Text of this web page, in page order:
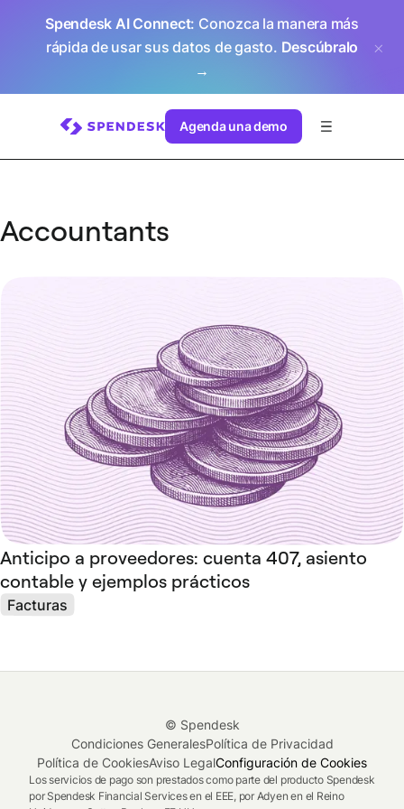
Spendesk AI Connect: Conozca la manera más
rápida de usar sus datos de gasto. Descúbralo
→
Agenda una demo
Accountants
Anticipo a proveedores: cuenta 407, asiento
contable y ejemplos prácticos
Facturas
© Spendesk
Condiciones GeneralesPolítica de Privacidad
Política de CookiesAviso LegalConfiguración de Cookies
Los servicios de pago son prestados como parte del producto Spendesk
por Spendesk Financial Services en el EEE, por Adyen en el Reino